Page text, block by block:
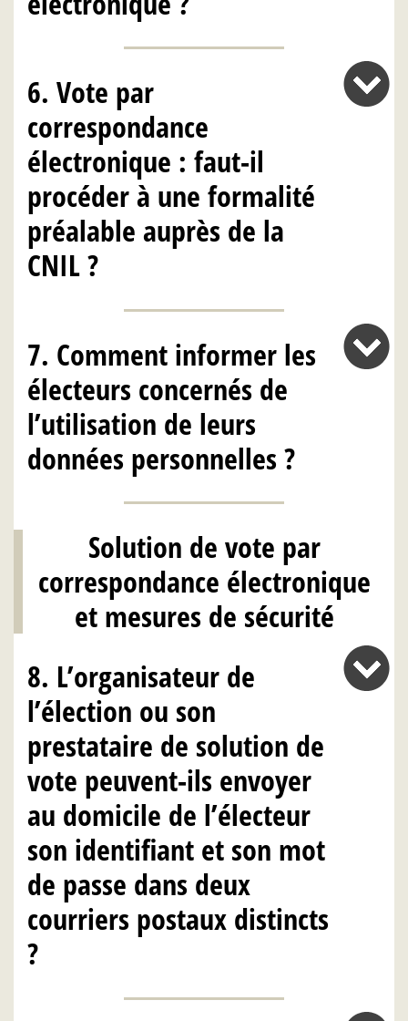
6. Vote par
correspondance
électronique : faut-il
procéder à une formalité
préalable auprès de la
CNIL ?
7. Comment informer les
électeurs concernés de
l’utilisation de leurs
données personnelles ?
Solution de vote par
correspondance électronique
et mesures de sécurité
8. L’organisateur de
l’élection ou son
prestataire de solution de
vote peuvent-ils envoyer
au domicile de l’électeur
son identifiant et son mot
de passe dans deux
courriers postaux distincts
?